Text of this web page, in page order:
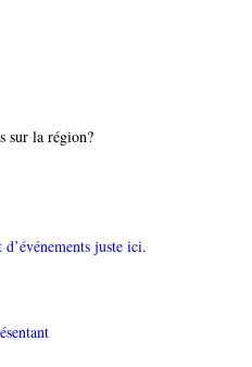
sur la région?
juste ici.